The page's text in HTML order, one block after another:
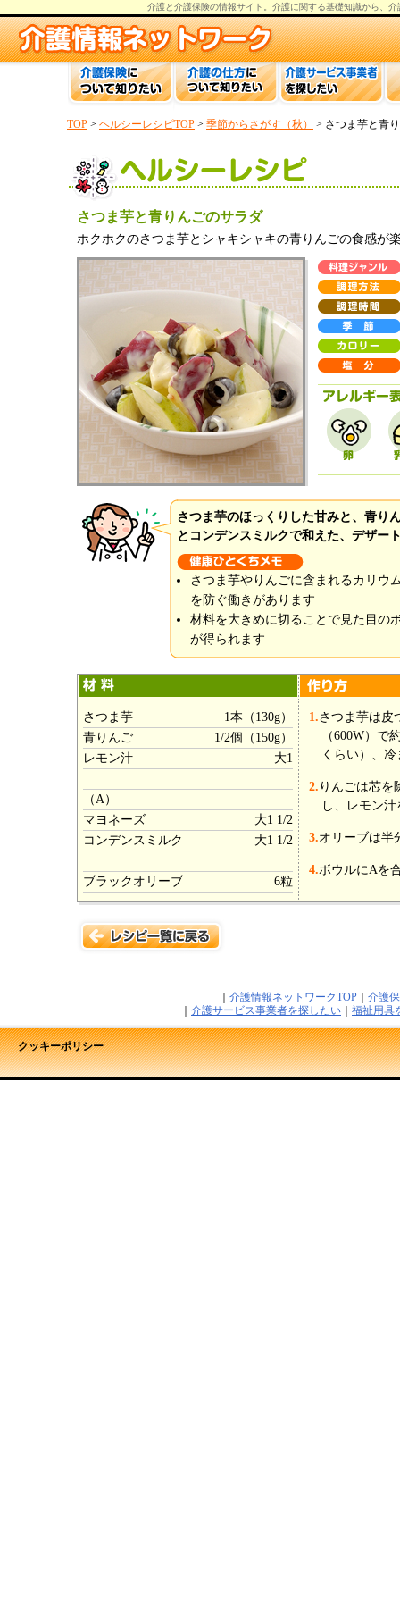
介護と介護保険の情報サイト。 介護に関する基礎知識から、 介
TOP > ヘルシーレシピTOP > 季節からさがす（秋） > さつま芋と青
さつま芋と青りんごのサラダ
ホクホクのさつま芋とシャキシャキの青りんごの食感が
さつま芋のほっくりした甘みと、青り
とコンデンスミルクで和えた、デザー
さつま芋やりんごに含まれるカリウ
を防ぐ働きがあります
材料を大きめに切ることで見た目の
が得られます
さつま芋
1本（130g）
青りんご
1/2個（150g）
レモン汁
大1
（A）
マヨネーズ
大1 1/2
コンデンスミルク
大1 1/2
ブラックオリーブ 6粒
1.さつま芋は皮
（600W）で
くらい）、
2. りんごは芯を
し、レモン
3.オリーブは半
4.ボウルにAを
介護情報ネットワークTOP｜ 介護
介護サービス事業者を探したい 福祉用具
クッキーポリシー